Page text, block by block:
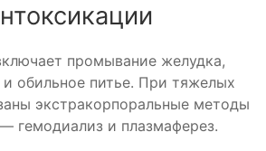
промывание желудка,
обильное питье. При тяжелых
экстракорпоральные методы
гемодиализ и плазмаферез.